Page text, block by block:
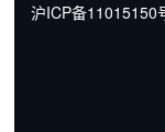
沪ICP备11015150